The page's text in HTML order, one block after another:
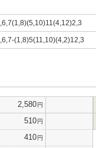
,6,7(1,8)(5,10)11(4,12)2,3
,6,7-(1,8)5(11,10)(4,2)12,3
2,580円
510円
410円